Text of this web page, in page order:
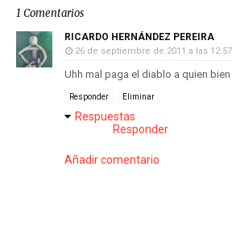
1 Comentarios
RICARDO HERNÁNDEZ PEREIRA
26 de septiembre de 2011 a las 12:57
Uhh mal paga el diablo a quien
Responder Eliminar
Respuestas
Responder
Añadir comentario